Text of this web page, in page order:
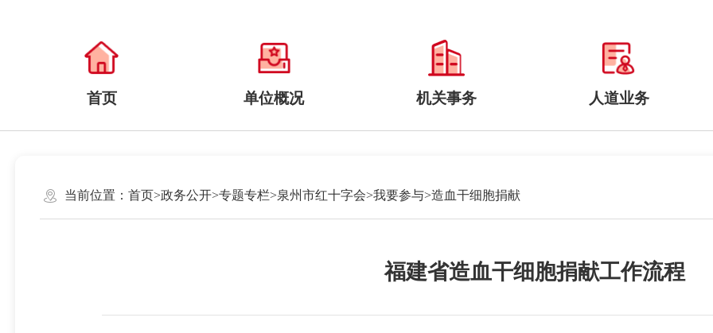
首页 单位概况 机关事务 人道业务
当前位置： 首页>政务公开>专题专栏>泉州市红十字会>我要参与>造血干细胞捐献
福建省造血干细胞捐献工作流程